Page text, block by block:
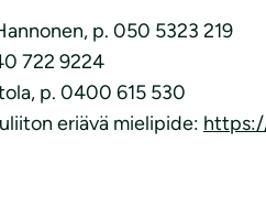
p. 050 5323 219
722 9224
p. 0400 615 530
eriävä mielipide: